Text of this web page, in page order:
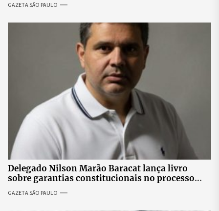
GAZETA SÃO PAULO
Delegado Nilson Marão Baracat lança livro
sobre garantias constitucionais no processo
penal brasileiro
GAZETA SÃO PAULO